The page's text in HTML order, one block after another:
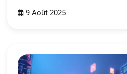
9 Août 2025